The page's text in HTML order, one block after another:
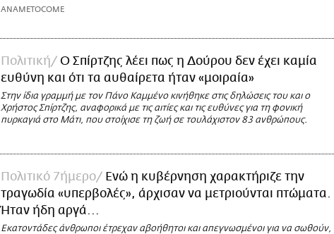
ANAMETOCOME
Πολιτική
Ο Σπίρτζης λέει πως η Δούρου δεν έχει καμία
ευθύνη και ότι τα αυθαίρετα ήταν «μοιραία»
Στην ίδια γραμμή με τον Πάνο Καμμένο κινήθηκε στις δηλώσεις του και ο
Χρήστος Σπίρτζης, αναφορικά με τις αιτίες και τις ευθύνες για τη φονική
πυρκαγιά στο Μάτι, που στοίχισε τη ζωή σε τουλάχιστον 83 ανθρώπους.
Πολιτικό 7ήμερο
Ενώ η κυβέρνηση χαρακτήριζε την
τραγωδία «υπερβολές», άρχισαν να μετριούνται πτώματα.
Ήταν ήδη αργά...
Εκατοντάδες άνθρωποι έτρεχαν αβοήθητοι και απεγνωσμένοι για να σωθούν,